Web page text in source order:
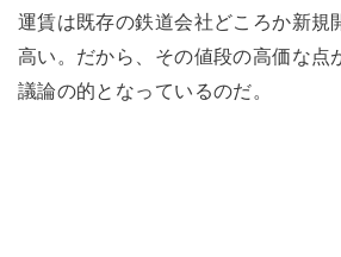
運賃は既存の鉄道会社どころか新規
高い。だから、その値段の高価な点
議論の的となっているのだ。